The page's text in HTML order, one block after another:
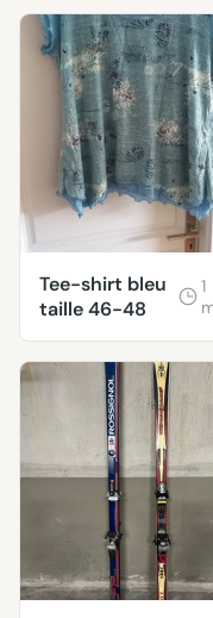
Tee-shirt bleu
taille 46-48
1